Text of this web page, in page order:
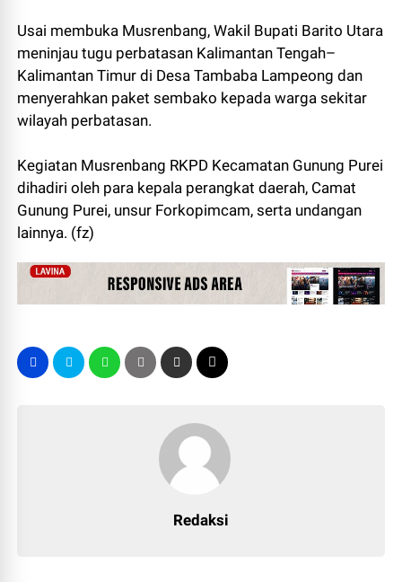
Usai membuka Musrenbang, Wakil Bupati Barito Utara
meninjau tugu perbatasan Kalimantan Tengah–
Kalimantan Timur di Desa Tambaba Lampeong dan
menyerahkan paket sembako kepada warga sekitar
wilayah perbatasan.
Kegiatan Musrenbang RKPD Kecamatan Gunung Purei
dihadiri oleh para kepala perangkat daerah, Camat
Gunung Purei, unsur Forkopimcam, serta undangan
lainnya. (fz)
Redaksi